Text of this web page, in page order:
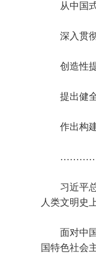
从中国式
深入贯彻
创造性提
提出健全
作出构建
习近平总
人类文明史
面对中国
国特色社会